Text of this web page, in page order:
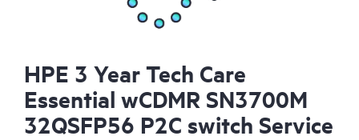
HPE 3 Year Tech Care
Essential wCDMR SN3700M
32QSFP56 P2C switch Service